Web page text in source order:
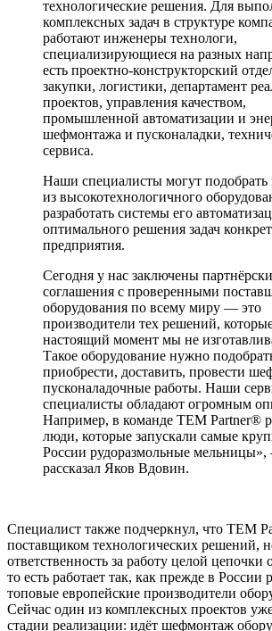
технологические решения. Для
комплексных задач в структуре
работают инженеры технологи,
специализирующиеся на разных
есть проектно-конструкторский
закупки, логистики, департамент
проектов, управления качеством,
промышленной автоматизации и
шефмонтажа и пусконаладки,
сервиса.
Наши специалисты могут подобрать
из высокотехнологичного
разработать системы его
оптимального решения задач
предприятия.
Сегодня у нас заключены
соглашения с проверенными
оборудования по всему миру — это
производители тех решений,
настоящий момент мы не
Такое оборудование нужно
приобрести, доставить, провести
пусконаладочные работы. Наши
специалисты обладают огромным
Например, в команде TEM Partner®
люди, которые запускали самые
России рудоразмольные
рассказал Яков Вдовин.
Специалист также подчеркнул, что TEM
поставщиком технологических решений,
ответственность за работу целой цепочки
то есть работает так, как прежде в России
топовые европейские производители
Сейчас один из комплексных проектов
стадии реализации: идёт шефмонтаж